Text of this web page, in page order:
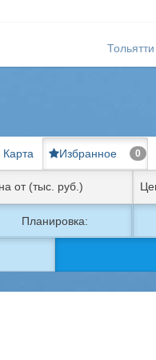
Тольятти
Карта Избранное 0
Планировка: